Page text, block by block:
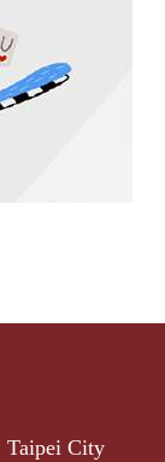
Taipei City